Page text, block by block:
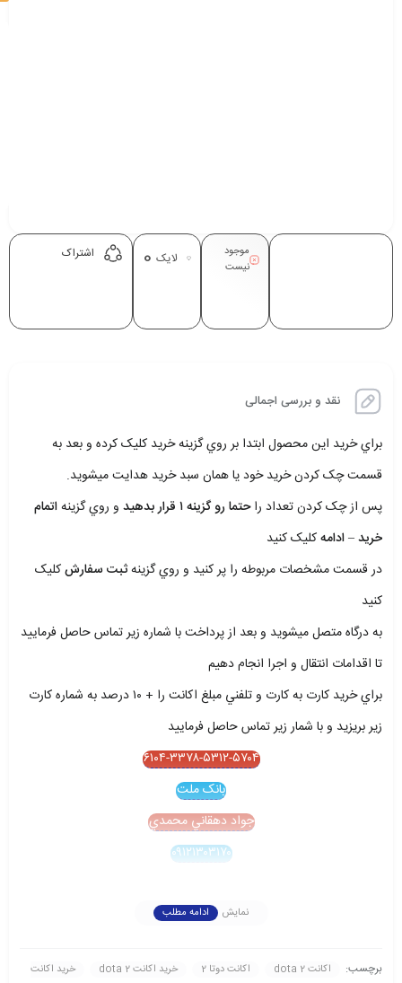
موجود
نیست
لایک 0 اشتراک
نقد و بررسی اجمالی
براي خريد اين محصول ابتدا بر روي گزينه خريد کليک کرده و بعد به
قسمت چک کردن خريد خود يا همان سبد خريد هدايت ميشويد.
پس از چک کردن تعداد راحتما رو گزينه ۱ قرار بدهيد و روي گزينهاتمام
خريد – ادامهکليک کنيد
در قسمت مشخصات مربوطه را پر کنيد و روي گزينهثبت سفارشکليک
کنيد
به درگاه متصل ميشويد و بعد از پرداخت با شماره زير تماس حاصل فرماييد
تا اقدامات انتقال و اجرا انجام دهيم
براي خريد کارت به کارت و تلفني مبلغ اکانت را + ۱۰ درصد به شماره کارت
زير بريزيد و با شمار زير تماس حاصل فرماييد
۶۱۰۴-۳۳۷۸-۵۳۱۲-۵۷۰۴
بانک ملت
جواد دهقاني محمدي
۰۹۱۲۱۳۰۳۱۷۰
نمایش ادامه مطلب
برچسب: اکانت dota 2 اکانت دوتا 2 خريد اکانت dota 2
خريد اکانت